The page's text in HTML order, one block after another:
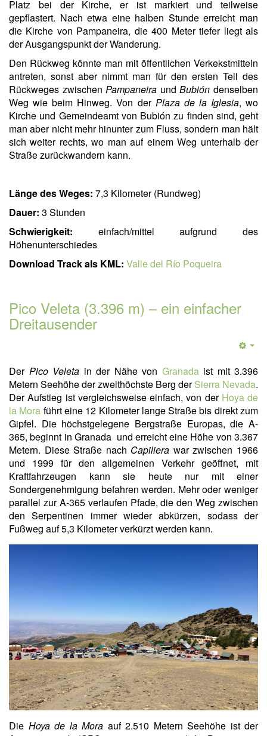
Platz bei der Kirche, er ist markiert und teilweise
gepflastert. Nach etwa eine halben Stunde erreicht man
die Kirche von Pampaneira, die 400 Meter tiefer liegt als
der Ausgangspunkt der Wanderung.
Den Rückweg könnte man mit öffentlichen Verkekstmitteln
antreten, sonst aber nimmt man für den ersten Teil des
Rückweges zwischen Pampaneira undBubión denselben
Weg wie beim Hinweg. Von der Plaza de la Iglesia, wo
Kirche und Gemeindeamt von Bubión zu finden sind, geht
man aber nicht mehr hinunter zum Fluss, sondern man hält
sich weiter rechts, wo man auf einem Weg unterhalb der
Straße zurückwandern kann.
Länge des Weges: 7,3 Kilometer (Rundweg)
Dauer: 3 Stunden
Schwierigkeit: einfach/mittel aufgrund des
Höhenunterschiedes
Download Track als KML: Valle del Río Poqueira
Pico Veleta (3.396 m) – ein einfacher
Dreitausender
Der Pico Veleta in der Nähe von Granada ist mit 3.396
Metern Seehöhe der zweithöchste Berg derSierra Nevada.
Der Aufstieg ist vergleichsweise einfach, von der Hoya de
la Mora führt eine 12 Kilometer lange Straße bis direkt zum
Gipfel. Die höchstgelegene Bergstraße Europas, die A-
365, beginnt in Granada und erreicht eine Höhe von 3.367
Metern. Diese Straße nach Capiliera war zwischen 1966
und 1999 für den allgemeinen Verkehr geöffnet, mit
Kraftfahrzeugen kann sie heute nur mit einer
Sondergenehmigung befahren werden. Mehr oder weniger
parallel zur A-365 verlaufen Pfade, die den Weg zwischen
den Serpentinen immer wieder abkürzen, sodass der
Fußweg auf 5,3 Kilometer verkürzt werden kann.
Die Hoya de la Mora auf 2.510 Metern Seehöhe ist der